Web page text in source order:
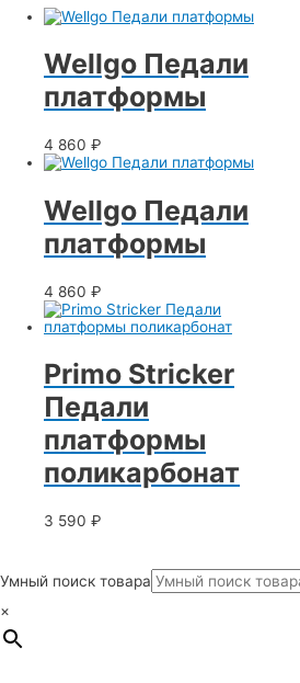
Wellgo Педали
платформы
4 860 ₽
Wellgo Педали
платформы
4 860 ₽
Primo Stricker
Педали
платформы
поликарбонат
3 590 ₽
Умный поиск товара
×